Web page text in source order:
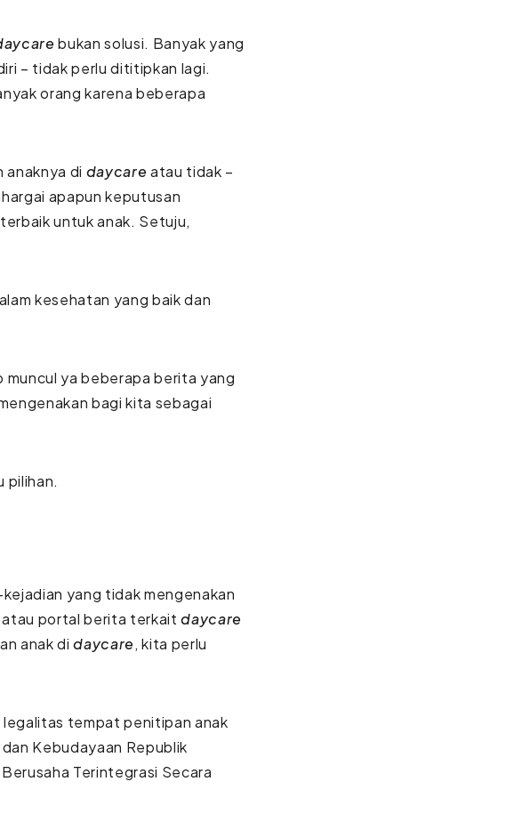
bukan solusi. Banyak yang
– tidak perlu dititipkan lagi.
orang karena beberapa
anaknya di daycare atau tidak –
apapun keputusan
untuk anak. Setuju,
kesehatan yang baik dan
muncul ya beberapa berita yang
bagi kita sebagai
pilihan.
yang tidak mengenakan
atau portal berita terkaitdaycare
anak didaycare, kita perlu
legalitas tempat penitipan anak
Kebudayaan Republik
Terintegrasi Secara